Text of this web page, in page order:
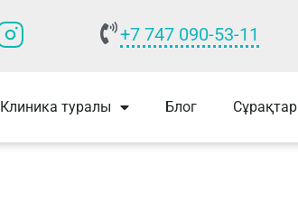
+7 747 090-53-11
Клиника туралы Блог Сұрақтар